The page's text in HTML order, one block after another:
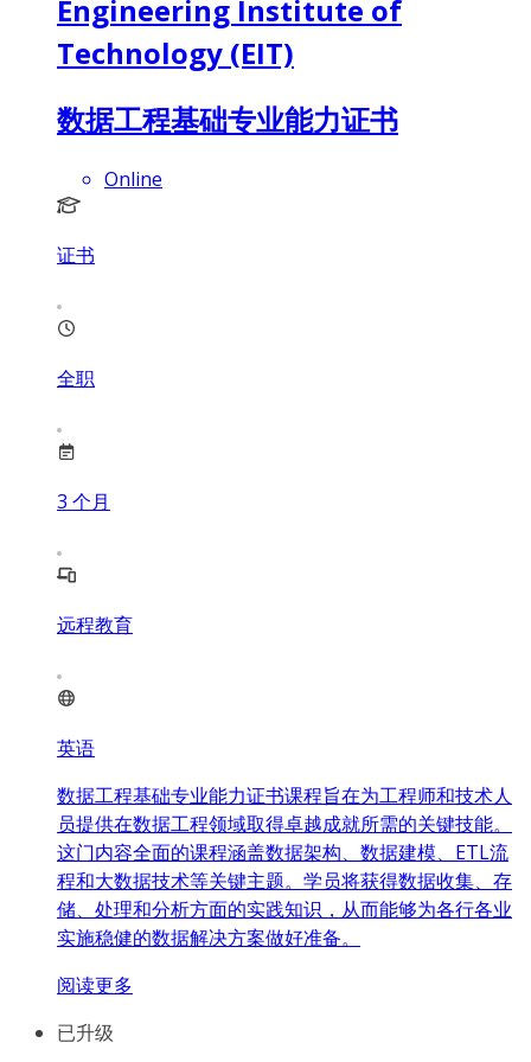
Engineering Institute of
Technology (EIT)
数据工程基础专业能力证书
Online
证书
全职
3 个月
远程教育
英语
数据工程基础专业能力证书课程旨在为工程师和技术人
员提供在数据工程领域取得卓越成就所需的关键技能。
这门内容全面的课程涵盖数据架构、数据建模、ETL流
程和大数据技术等关键主题。学员将获得数据收集、存
储、处理和分析方面的实践知识，从而能够为各行各业
实施稳健的数据解决方案做好准备。
阅读更多
已升级